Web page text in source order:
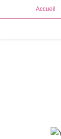
to
Accueil